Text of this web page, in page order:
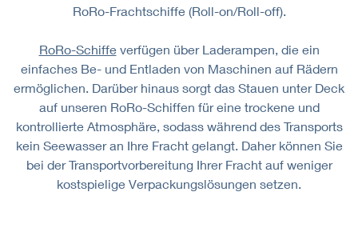
RoRo-Frachtschiffe (Roll-on/Roll-off).
RoRo-Schiffeverfügen über Laderampen, die ein
einfaches Be- und Entladen von Maschinen auf Rädern
ermöglichen. Darüber hinaus sorgt das Stauen unter Deck
auf unseren RoRo-Schiffen für eine trockene und
kontrollierte Atmosphäre, sodass während des Transports
kein Seewasser an Ihre Fracht gelangt. Daher können Sie
bei der Transportvorbereitung Ihrer Fracht auf weniger
kostspielige Verpackungslösungen setzen.